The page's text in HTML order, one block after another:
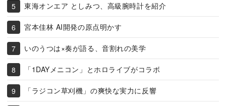
東海オンエア としみつ、高級腕時計を紹介
宮本佳林 AI開発の原点明かす
いのうつは×奏が語る、音割れの美学
「1DAYメニコン」とホロライブがコラボ
「ラジコン草刈機」の爽快な実力に反響